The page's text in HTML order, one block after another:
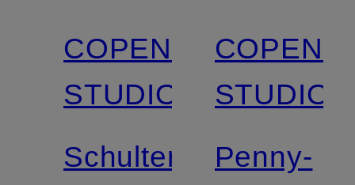
COPENHAGEN
STUDIOS
Schultertasche
STUDIOS
Penny-